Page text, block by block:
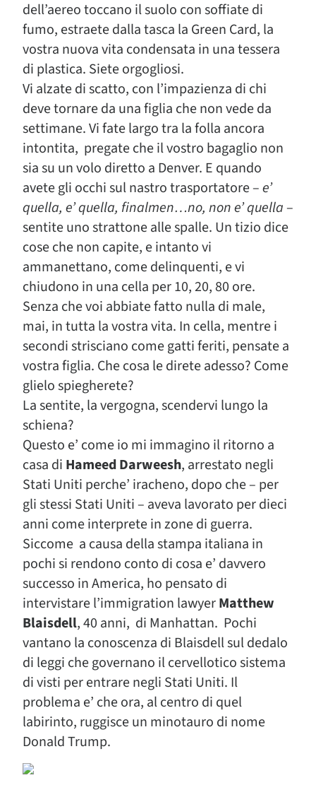
dell’aereo toccano il suolo con soffiate di
fumo, estraete dalla tasca la Green Card, la
vostra nuova vita condensata in una tessera
di plastica. Siete orgogliosi.
Vi alzate di scatto, con l’impazienza di chi
deve tornare da una figlia che non vede da
settimane. Vi fate largo tra la folla ancora
intontita, pregate che il vostro bagaglio non
sia su un volo diretto a Denver. E quando
avete gli occhi sul nastro trasportatore –e’
quella, e’ quella, finalmen…no, non e’ quella –
sentite uno strattone alle spalle. Un tizio dice
cose che non capite, e intanto vi
ammanettano, come delinquenti, e vi
chiudono in una cella per 10, 20, 80 ore.
Senza che voi abbiate fatto nulla di male,
mai, in tutta la vostra vita. In cella, mentre i
secondi strisciano come gatti feriti, pensate a
vostra figlia. Che cosa le direte adesso? Come
glielo spiegherete?
La sentite, la vergogna, scendervi lungo la
schiena?
Questo e’ come io mi immagino il ritorno a
casa di Hameed Darweesh, arrestato negli
Stati Uniti perche’ iracheno, dopo che – per
gli stessi Stati Uniti – aveva lavorato per dieci
anni come interprete in zone di guerra.
Siccome a causa della stampa italiana in
pochi si rendono conto di cosa e’ davvero
successo in America, ho pensato di
intervistare l’immigration lawyerMatthew
Blaisdell, 40 anni, di Manhattan. Pochi
vantano la conoscenza di Blaisdell sul dedalo
di leggi che governano il cervellotico sistema
di visti per entrare negli Stati Uniti. Il
problema e’ che ora, al centro di quel
labirinto, ruggisce un minotauro di nome
Donald Trump.